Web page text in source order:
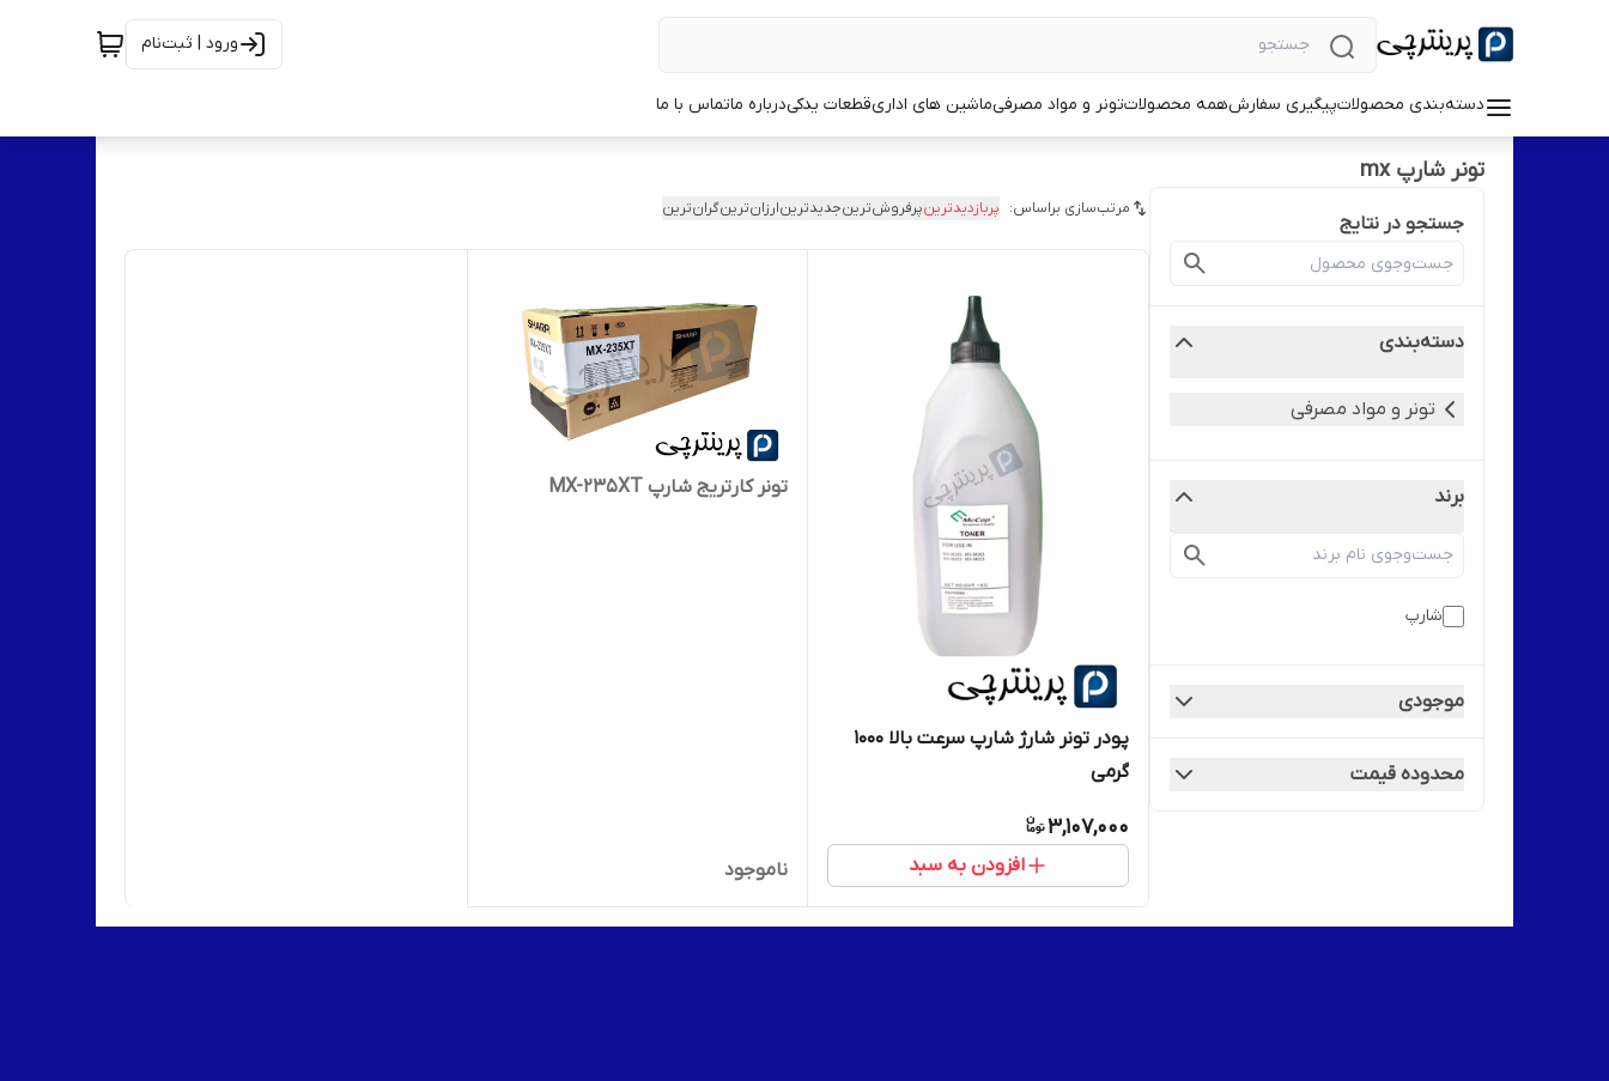
ورود | ثبت‌نام
دسته‌بندی محصولاتپیگیری سفارشهمه محصولاتتونر و مواد مصرفیماشین های اداریقطعات یدکیدرباره ماتماس با ما
تونر شارپ mx
جستجو در نتایج
دسته‌بندی
تونر و مواد مصرفی
برند
شارپ
موجودی
محدوده قیمت
مرتب‌سازی براساس: پربازدیدترینپرفروش‌ترینجدیدترینارزان‌ترینگران‌ترین
پودر تونر شارژ شارپ سرعت بالا 1000
گرمی
3,107,000
افزودن به سبد
تونر کارتریج شارپ MX-235XT
ناموجود